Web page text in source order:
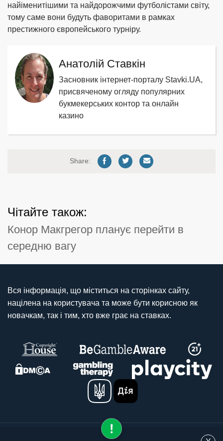
найіменитішими та найдорожчими футболістами світу,
тому саме вони будуть фаворитами в рамках
престижного європейського турніру.
Анатолій Ставкін
Засновник інтернет-порталу Stavki.UA,
присвяченому огляду популярних
букмекерських контор та онлайн
казино
Share:
Чітайте також:
Конор Макгрегор планує перейти в
середню вагу
Вся інформація, що міститься на сторінках сайту,
націлена на користувача та може бути корисною як
новачкам, так і тим, хто вже грає на ставках.